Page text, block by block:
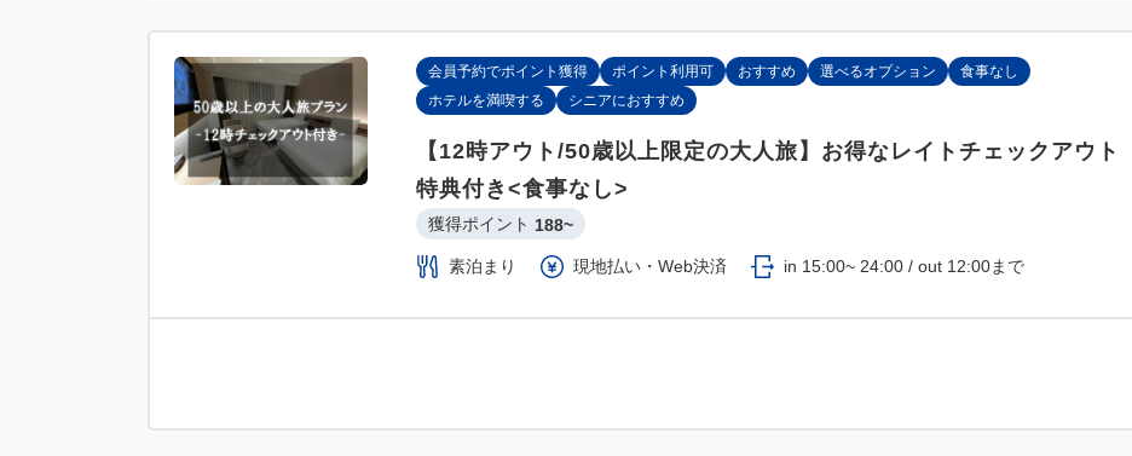
会員予約でポイント獲得 ポイント利用可 おすすめ 選べるオプション
食事なし
ホテルを満喫する
シニアにおすすめ
【12時アウト/50歳以上限定の大人旅】お得なレイトチェックアウト
特典付き<食事なし>
獲得ポイント 188~
素泊まり 現地払い・Web決済 in 15:00~ 24:00 / out 12:00まで